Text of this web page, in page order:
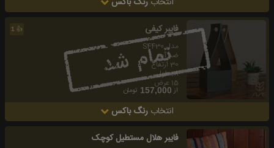
👍
1 فايبر كيفى
مدل S4430
ضد آب
30 ارتفاع
18 طول
15 عرض
از 157,000 تومان
انتخاب رنگ باکس
فايبر هلال مستطیل کوچک